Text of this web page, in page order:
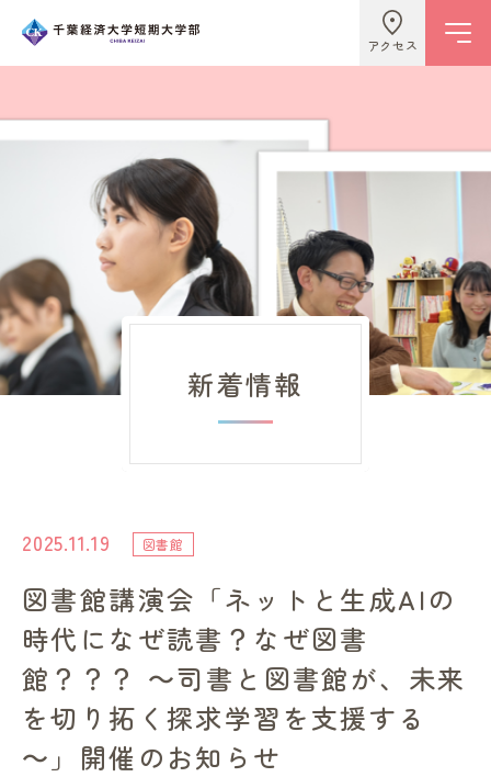
アクセス
学校情報
ビジネスライフ学科
こども学科
キャンパスライフ
進路・就職情報
レンガ棟について
受験生のみなさまへ
卒業生の方へ
新着情報
2025.11.19 図書館
図書館講演会「ネットと生成AIの
時代になぜ読書？なぜ図書
館？？？ ～司書と図書館が、未来
を切り拓く探求学習を支援する
～」開催のお知らせ